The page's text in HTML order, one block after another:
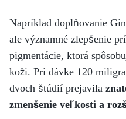
Napríklad doplňovanie
ale významné zlepšenie
pigmentácie, ktorá
koži. Pri dávke 120
dvoch štúdií prejavila
zmenšenie veľkosti a